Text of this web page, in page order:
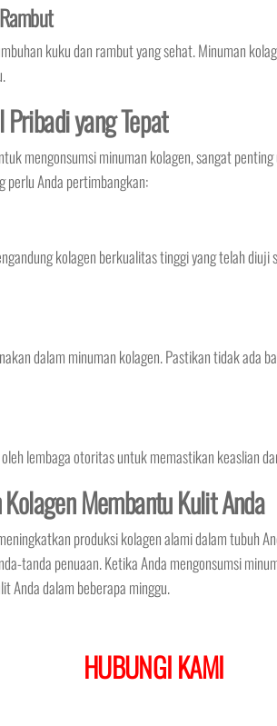
kuku dan rambut yang sehat. Minuman
yang Tepat
mengonsumsi minuman kolagen, sangat
Anda pertimbangkan:
kolagen berkualitas tinggi yang telah
dalam minuman kolagen. Pastikan tidak ada
lembaga otoritas untuk memastikan keaslian
Membantu Kulit Anda
produksi kolagen alami dalam tubuh
tanda penuaan. Ketika Anda mengonsumsi
Anda dalam beberapa minggu.
HUBUNGI KAMI